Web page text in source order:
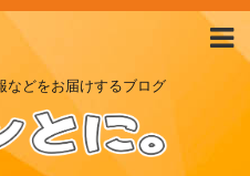
などをお届けするブログ